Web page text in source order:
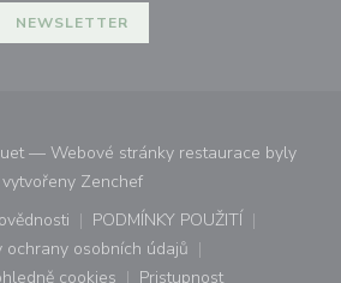
NEWSLETTER
— Webové stránky restaurace byly
vytvořeny Zenchef((otevře se v novém okně))
se v novém okně))
PODMÍNKY POUŽITÍ
((otevře se v novém
ochrany osobních údajů
((otevře se v novém okně))
cookies Pristupnost